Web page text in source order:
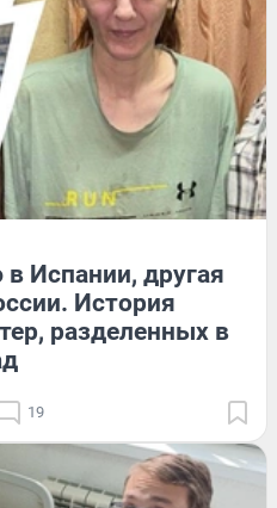
Испании, другая
История
разделенных в
19